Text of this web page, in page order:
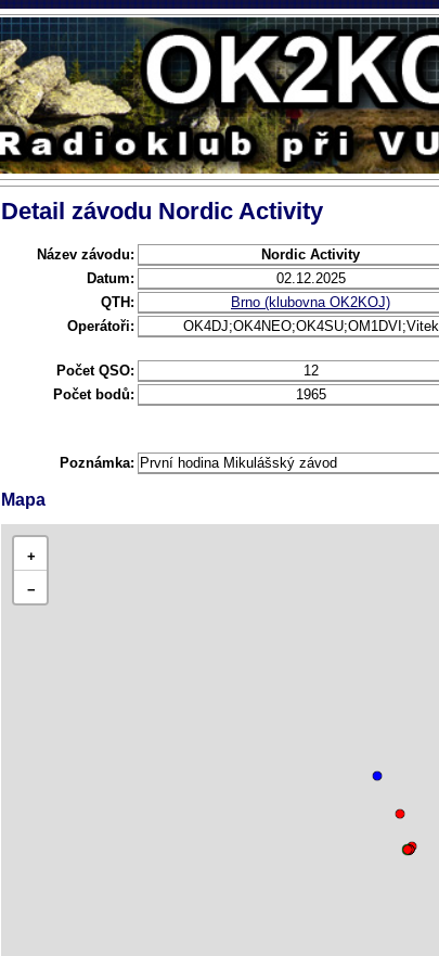
Detail závodu Nordic Activity
Název závodu: Nordic Activity
Datum:
02.12.2025
QTH:
Brno (klubovna OK2KOJ)
Operátoři:
OK4DJ;OK4NEO;OK4SU;OM1DVI;Vitek
Počet QSO: 12
Počet bodů:
1965
Poznámka: První hodina Mikulášský závod
Mapa
+
−